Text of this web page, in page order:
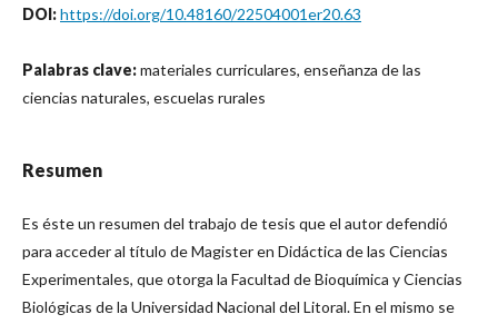
DOI:https://doi.org/10.48160/22504001er20.63
Palabras clave:materiales curriculares, enseñanza de las
ciencias naturales, escuelas rurales
Resumen
Es éste un resumen del trabajo de tesis que el autor defendió
para acceder al título de Magister en Didáctica de las Ciencias
Experimentales, que otorga la Facultad de Bioquímica y Ciencias
Biológicas de la Universidad Nacional del Litoral. En el mismo se